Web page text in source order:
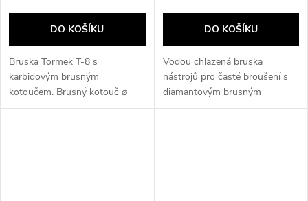
DO KOŠÍKU
Bruska Tormek T-8 s
karbidovým brusným
kotoučem. Brusný kotouč ⌀
250 mm, motor 200 W.
DO KOŠÍKU
Vodou chlazená bruska
nástrojů pro časté broušení s
diamantovým brusným
kotoučem. Brusný kotouč ⌀...